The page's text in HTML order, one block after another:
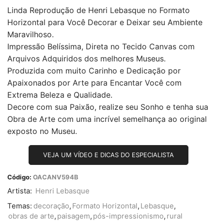
Linda Reprodução de Henri Lebasque no Formato
Horizontal para Você Decorar e Deixar seu Ambiente
Maravilhoso.
Impressão Belíssima, Direta no Tecido Canvas com
Arquivos Adquiridos dos melhores Museus.
Produzida com muito Carinho e Dedicação por
Apaixonados por Arte para Encantar Você com
Extrema Beleza e Qualidade.
Decore com sua Paixão, realize seu Sonho e tenha sua
Obra de Arte com uma incrível semelhança ao original
exposto no Museu.
VEJA UM VÍDEO E DICAS DO ESPECIALISTA
Código: OACANV594B
Artista: Henri Lebasque
Temas: decoração, Formato Horizontal, Lebasque,
obras de arte, paisagem, pós-impressionismo, rural